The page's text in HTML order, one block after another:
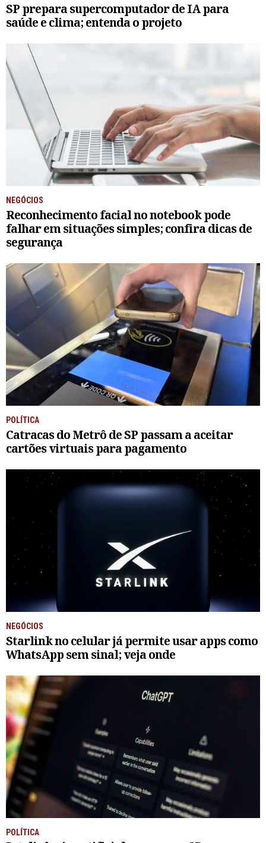
SP prepara supercomputador de IA para
saúde e clima; entenda o projeto
NEGÓCIOS
Reconhecimento facial no notebook pode
falhar em situações simples; confira dicas de
segurança
POLÍTICA
Catracas do Metrô de SP passam a aceitar
cartões virtuais para pagamento
NEGÓCIOS
Starlink no celular já permite usar apps como
WhatsApp sem sinal; veja onde
POLÍTICA